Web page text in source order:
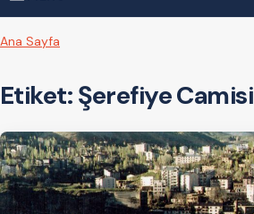
Ana Sayfa
Etiket:Şerefiye Camisi